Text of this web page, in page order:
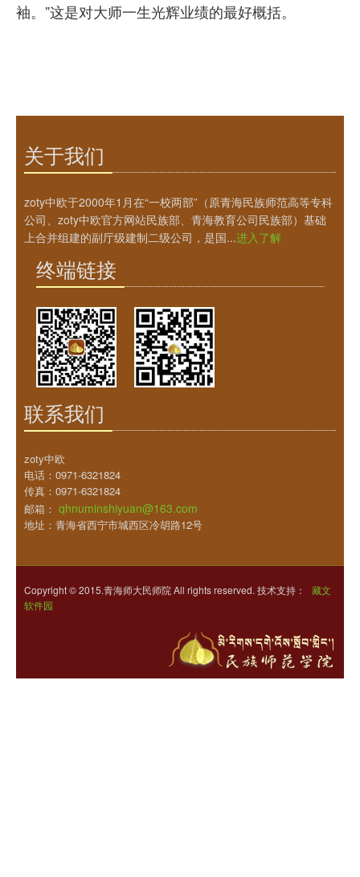
袖。”这是对大师一生光辉业绩的最好概括。
关于我们
zoty中欧于2000年1月在“一校两部”（原青海民族师范高等专科
公司、zoty中欧官方网站民族部、青海教育公司民族部）基础
上合并组建的副厅级建制二级公司，是国...进入了解
终端链接
联系我们
zoty中欧
电话：0971-6321824
传真：0971-6321824
邮箱： qhnuminshiyuan@163.com
地址：青海省西宁市城西区冷胡路12号
Copyright © 2015.青海师大民师院 All rights reserved. 技术支持：
藏文
软件园